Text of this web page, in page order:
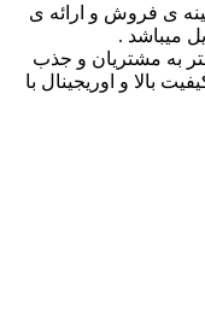
ی فروش و ارائه ی
میباشد .
به مشتریان و جذب
بالا و اوریجینال با